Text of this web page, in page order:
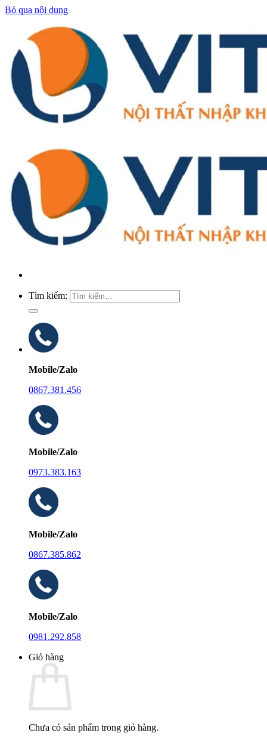
Bỏ qua nội dung
Tìm kiếm:
Mobile/Zalo
0867.381.456
Mobile/Zalo
0973.383.163
Mobile/Zalo
0867.385.862
Mobile/Zalo
0981.292.858
Giỏ hàng
Chưa có sản phẩm trong giỏ hàng.